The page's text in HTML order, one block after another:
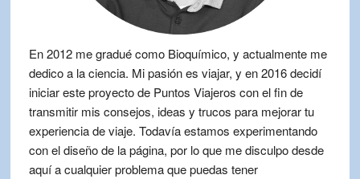
En 2012 me gradué como Bioquímico, y actualmente me
dedico a la ciencia. Mi pasión es viajar, y en 2016 decidí
iniciar este proyecto de Puntos Viajeros con el fin de
transmitir mis consejos, ideas y trucos para mejorar tu
experiencia de viaje. Todavía estamos experimentando
con el diseño de la página, por lo que me disculpo desde
aquí a cualquier problema que puedas tener